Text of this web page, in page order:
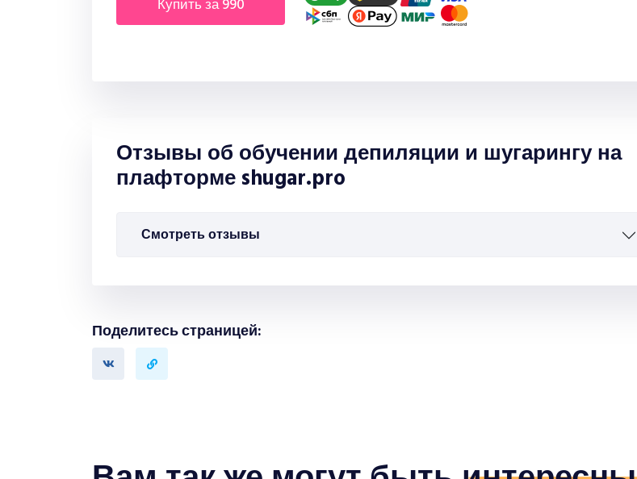
купить за 990
Отзывы об обучении депиляции и шугарингу на
плафторме shugar.pro
Смотреть отзывы
Поделитесь страницей: